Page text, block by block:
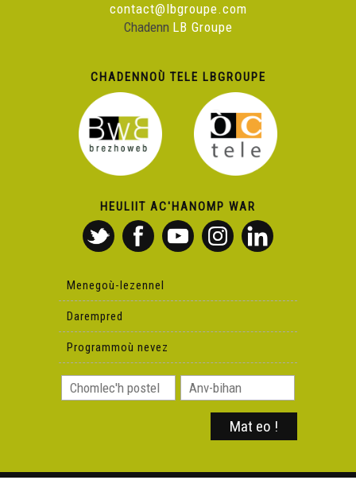
contact@lbgroupe.com
Chadenn LB Groupe
CHADENNOÙ TELE LBGROUPE
HEULIIT AC'HANOMP WAR
Menegoù-lezennel
Darempred
Programmoù nevez